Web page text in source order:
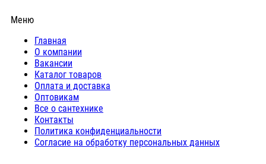
Меню
Главная
О компании
Вакансии
Каталог товаров
Оплата и доставка
Оптовикам
Все о сантехнике
Контакты
Политика конфиденциальности
Согласие на обработку персональных данных